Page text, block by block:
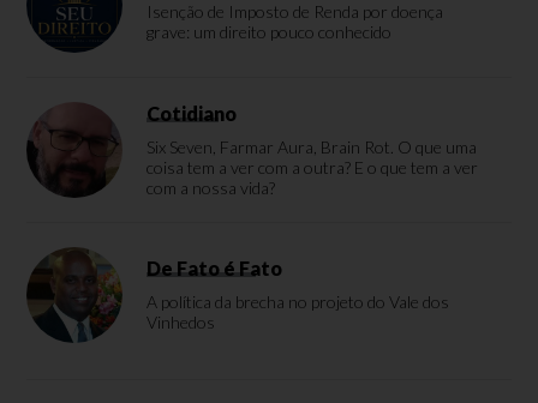
Isenção de Imposto de Renda por doença
grave: um direito pouco conhecido
Cotidiano
Six Seven, Farmar Aura, Brain Rot. O que uma
coisa tem a ver com a outra? E o que tem a ver
com a nossa vida?
De Fato é Fato
A política da brecha no projeto do Vale dos
Vinhedos